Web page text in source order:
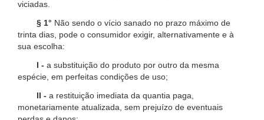
viciadas.
§ 1° Não sendo o vício sanado no prazo máximo de
trinta dias, pode o consumidor exigir, alternativamente e à
sua escolha:
I - a substituição do produto por outro da mesma
espécie, em perfeitas condições de uso;
II - a restituição imediata da quantia paga,
monetariamente atualizada, sem prejuízo de eventuais